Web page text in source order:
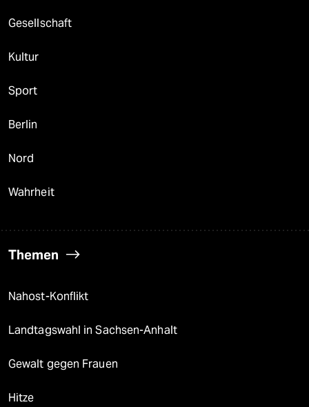
Gesellschaft
Kultur
Sport
Berlin
Nord
Wahrheit
Themen
Nahost-Konflikt
Landtagswahl in Sachsen-Anhalt
Gewalt gegen Frauen
Hitze